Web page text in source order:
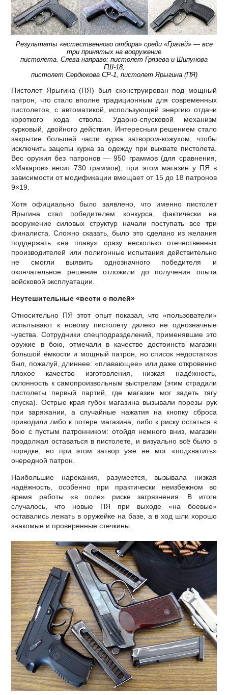
Результаты «естественного отбора» среди «Грачей» — все
три принятых на вооружение
пистолета. Слева направо: пистолет Грязева и Шипунова
ГШ-18,
пистолет Сердюкова СР-1, пистолет Ярыгина (ПЯ)
Пистолет Ярыгина (ПЯ) был сконструирован под мощный
патрон, что стало вполне традиционным для современных
пистолетов, с автоматикой, использующей энергию отдачи
короткого хода ствола. Ударно-спусковой механизм
курковый, двойного действия. Интересным решением стало
закрытие большей части курка затвором-кожухом, чтобы
исключить зацепы курка за одежду при выхвате пистолета.
Вес оружия без патронов — 950 граммов (для сравнения,
«Макаров» весит 730 граммов), при этом магазин у ПЯ в
зависимости от модификации вмещает от 15 до 18 патронов
9×19.
Хотя официально было заявлено, что именно пистолет
Ярыгина стал победителем конкурса, фактически на
вооружение силовых структур начали поступать все три
финалиста. Сложно сказать, было это сделано из желания
поддержать «на плаву» сразу несколько отечественных
производителей или полигонные испытания действительно
не смогли выявить однозначного победителя и
окончательное решение отложили до получения опыта
войсковой эксплуатации.
Неутешительные «вести с полей»
Относительно ПЯ этот опыт показал, что «пользователи»
испытывают к новому пистолету далеко не однозначные
чувства. Сотрудники спецподразделений, применявшие это
оружие в бою, отмечали в качестве достоинств магазин
большой ёмкости и мощный патрон, но список недостатков
был, пожалуй, длиннее: «плавающее» или даже откровенно
плохое качество изготовления, низкая надёжность,
склонность к самопроизвольным выстрелам (этим страдали
пистолеты первый партий, где магазин мог задеть тягу
спуска). Острые края губок магазина вызывали порезы рук
при заряжании, а случайные нажатия на кнопку сброса
приводили либо к потере магазина, либо к риску остаться в
бою с пустым патронником: отойдя немного вниз, магазин
продолжал оставаться в пистолете, и визуально всё было в
порядке, но при этом затвор уже не мог «подхватить»
очередной патрон.
Наибольшие нарекания, разумеется, вызывала низкая
надёжность, особенно при практически неизбежном во
время работы «в поле» риске загрязнения. В итоге
случалось, что новые ПЯ при выходе «на боевые»
оставались лежать в оружейке на базе, а в ход шли хорошо
знакомые и проверенные стечкины.